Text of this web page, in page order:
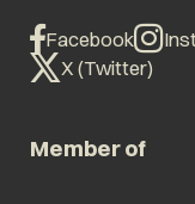
Facebook
X (Twitter)
Member of